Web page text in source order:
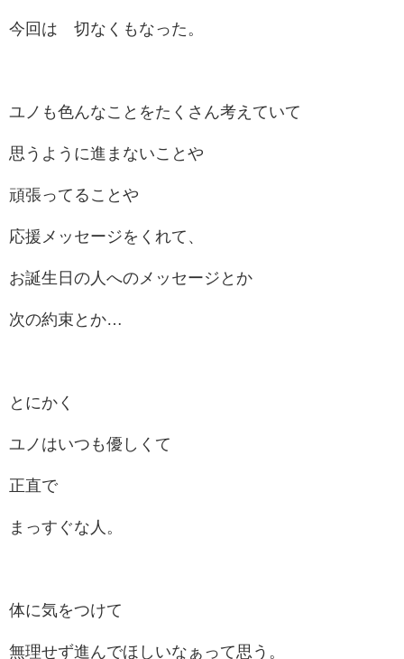
今回は 切なくもなった。
ユノも色んなことをたくさん考えていて
思うように進まないことや
頑張ってることや
応援メッセージをくれて、
お誕生日の人へのメッセージとか
次の約束とか…
とにかく
ユノはいつも優しくて
正直で
まっすぐな人。
体に気をつけて
無理せず進んでほしいなぁって思う。